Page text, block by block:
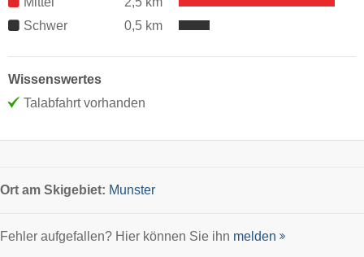
Schwer
0,5 km
Wissenswertes
Talabfahrt vorhanden
Ort am Skigebiet: Munster
Fehler aufgefallen? Hier können Sie ihn melden